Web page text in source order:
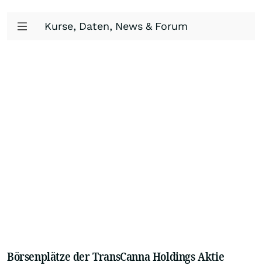
Kurse, Daten, News & Forum
Börsenplätze der TransCanna Holdings Aktie